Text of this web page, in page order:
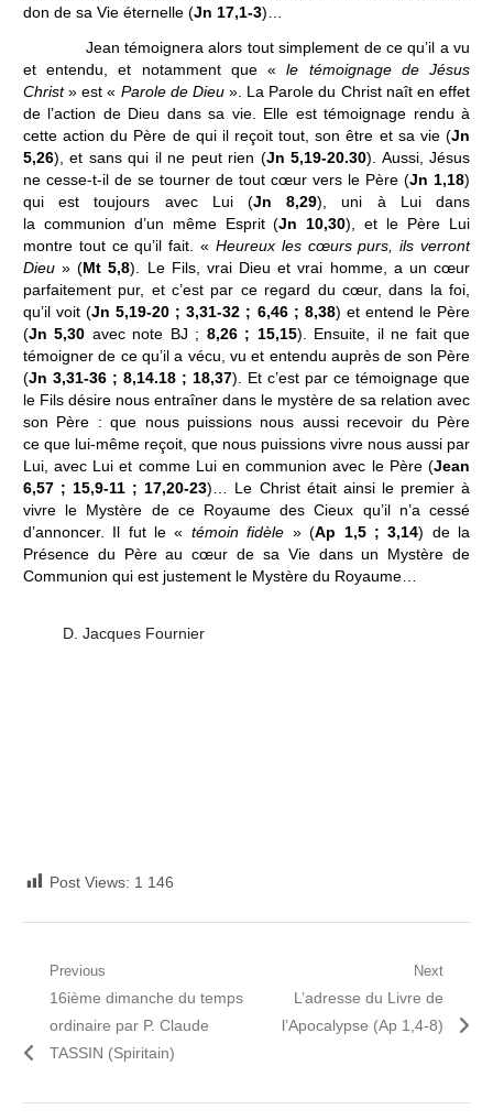
don de sa Vie éternelle (Jn 17,1-3)…
Jean témoignera alors tout simplement de ce qu’il a vu
et entendu, et notamment que «le témoignage de Jésus
Christ» est « Parole de Dieu». La Parole du Christ naît en effet
de l’action de Dieu dans sa vie. Elle est témoignage rendu à
cette action du Père de qui il reçoit tout, son être et sa vie (Jn
5,26), et sans qui il ne peut rien (Jn 5,19-20.30). Aussi, Jésus
ne cesse-t-il de se tourner de tout cœur vers le Père (Jn 1,18)
qui est toujours avec Lui (Jn 8,29), uni à Lui dans
la communion d’un même Esprit (Jn 10,30), et le Père Lui
montre tout ce qu’il fait. « Heureux les cœurs purs, ils verront
Dieu» (Mt 5,8). Le Fils, vrai Dieu et vrai homme, a un cœur
parfaitement pur, et c’est par ce regard du cœur, dans la foi,
qu’il voit (Jn 5,19-20 ; 3,31‑32 ; 6,46 ; 8,38) et entend le Père
(Jn 5,30 avec note BJ ; 8,26 ; 15,15). Ensuite, il ne fait que
témoigner de ce qu’il a vécu, vu et entendu auprès de son Père
(Jn 3,31-36 ; 8,14.18 ; 18,37). Et c’est par ce témoignage que
le Fils désire nous entraîner dans le mystère de sa relation avec
son Père : que nous puissions nous aussi recevoir du Père
ce que lui‑même reçoit, que nous puissions vivre nous aussi par
Lui, avec Lui et comme Lui en communion avec le Père (Jean
6,57 ; 15,9-11 ; 17,20‑23)… Le Christ était ainsi le premier à
vivre le Mystère de ce Royaume des Cieux qu’il n’a cessé
d’annoncer. Il fut le « témoin fidèle » (Ap 1,5 ; 3,14) de la
Présence du Père au cœur de sa Vie dans un Mystère de
Communion qui est justement le Mystère du Royaume…
D. Jacques Fournier
Post Views: 1 146
Navigation
l’article
Previous
Previous
post:
16ième dimanche du temps
ordinaire par P. Claude
TASSIN (Spiritain)
Next
Next
post:
L’adresse du Livre de
l’Apocalypse (Ap 1,4-8)